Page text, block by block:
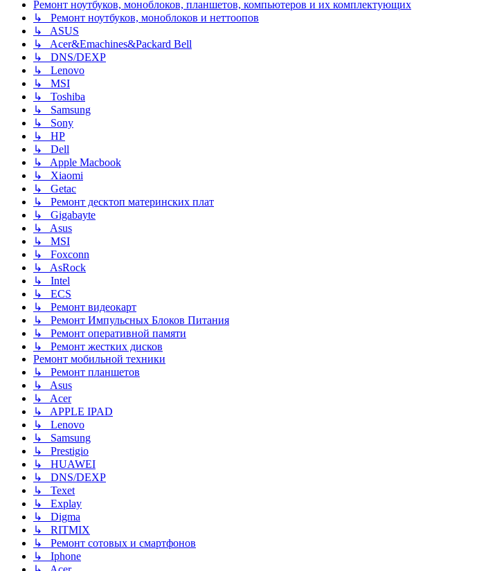
Ремонт ноутбуков, моноблоков, планшетов, компьютеров и их комплектующих
↳ Ремонт ноутбуков, моноблоков и неттоопов
↳ ASUS
↳ Acer&Emachines&Packard Bell
↳ DNS/DEXP
↳ Lenovo
↳ MSI
↳ Toshiba
↳ Samsung
↳ Sony
↳ HP
↳ Dell
↳ Apple Macbook
↳ Xiaomi
↳ Getac
↳ Ремонт десктоп материнских плат
↳ Gigabayte
↳ Asus
↳ MSI
↳ Foxconn
↳ AsRock
↳ Intel
↳ ECS
↳ Ремонт видеокарт
↳ Ремонт Импульсных Блоков Питания
↳ Ремонт оперативной памяти
↳ Ремонт жестких дисков
Ремонт мобильной техники
↳ Ремонт планшетов
↳ Asus
↳ Acer
↳ APPLE IPAD
↳ Lenovo
↳ Samsung
↳ Prestigio
↳ HUAWEI
↳ DNS/DEXP
↳ Texet
↳ Explay
↳ Digma
↳ RITMIX
↳ Ремонт сотовых и смартфонов
↳ Iphone